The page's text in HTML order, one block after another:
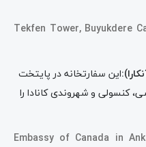
Tekfen Tower, Buyukdere
این سفارتخانه در پایتخت
کنسولی و شهروندی کانادا را
Embassy of Canada in